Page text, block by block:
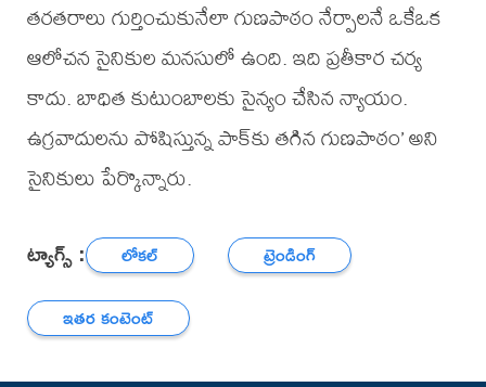
తరతరాలు గుర్తించుకునేలా గుణపాఠం నేర్పాలనే ఒకేఒక
ఆలోచన సైనికుల మనసులో ఉంది. ఇది ప్రతీకార చర్య
కాదు. బాధిత కుటుంబాలకు సైన్యం చేసిన న్యాయం.
ఉగ్రవాదులను పోషిస్తున్న పాక్‌కు తగిన గుణపాఠం’ అని
సైనికులు పేర్కొన్నారు.
ట్యాగ్స్ : లోకల్
ట్రెండింగ్
ఇతర కంటెంట్